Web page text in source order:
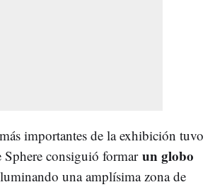
importantes de la exhibición tuvo
consiguió formar un globo
una amplísima zona de